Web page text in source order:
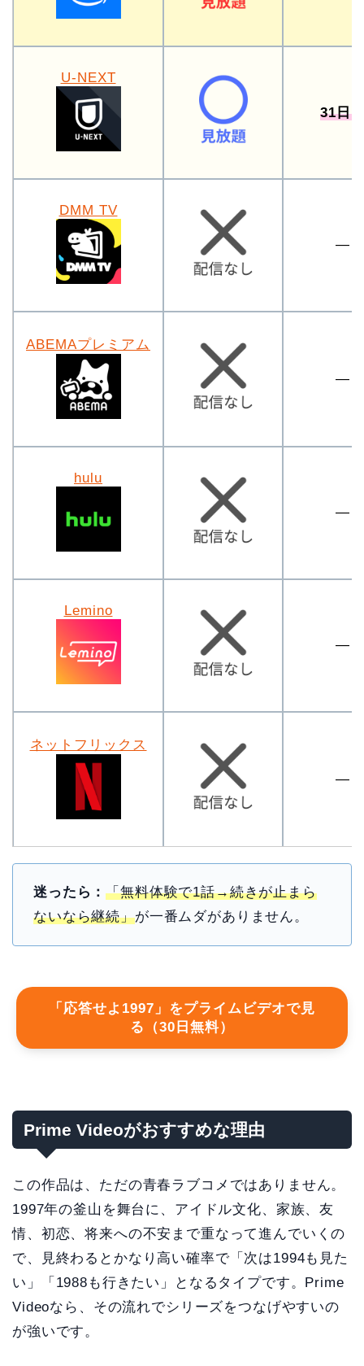
U-NEXT
31日
DMM TV
―
ABEMAプレミアム
―
hulu
―
Lemino
―
ネットフリックス
―
迷ったら：「無料体験で1話→続きが止まら
ないなら継続」が一番ムダがありません。
「応答せよ1997」をプライムビデオで見
る（30日無料）
Prime Videoがおすすめな理由
この作品は、ただの青春ラブコメではありません。
1997年の釜山を舞台に、アイドル文化、家族、友
情、初恋、将来への不安まで重なって進んでいくの
で、見終わるとかなり高い確率で「次は1994も見た
い」「1988も行きたい」となるタイプです。Prime
Videoなら、その流れでシリーズをつなげやすいの
が強いです。